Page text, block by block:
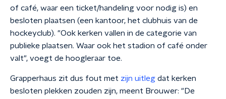
of café, waar een ticket/handeling voor nodig is) en
besloten plaatsen (een kantoor, het clubhuis van de
hockeyclub). "Ook kerken vallen in de categorie van
publieke plaatsen. Waar ook het stadion of café onder
valt", voegt de hoogleraar toe.
Grapperhaus zit dus fout met zijn uitleg dat kerken
besloten plekken zouden zijn, meent Brouwer: "De